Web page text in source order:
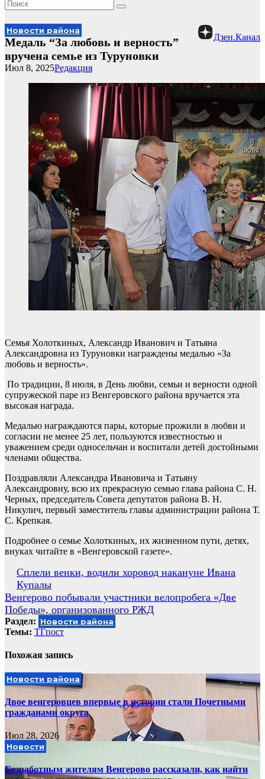
Новости района
Дзен.Канал
Медаль “За любовь и верность”
вручена семье из Туруновки
Редакция
Июл 8, 2025
Семья Холоткиных, Александр Иванович и Татьяна
Александровна из Туруновки награждены медалью «За
любовь и верность».
По традиции, 8 июля, в День любви, семьи и верности одной
супружеской паре из Венгеровского района вручается эта
высокая награда.
Медалью награждаются пары, которые прожили в любви и
согласии не менее 25 лет, пользуются известностью и
уважением среди односельчан и воспитали детей достойными
членами общества.
Поздравляли Александра Ивановича и Татьяну
Александровну, всю их прекрасную семью глава района С. Н.
Черных, председатель Совета депутатов района В. Н.
Никулич, первый заместитель главы администрации района Т.
С. Крепкая.
Подробнее о семье Холоткиных, их жизненном пути, детях,
внуках читайте в «Венгеровской газете».
Навигация
по
записям
Сплели венки, водили хоровод накануне Ивана
Купалы
Венгерово побывали участники велопробега «Две
Победы», организованного РЖД
Раздел: Новости района
Темы: ТГпост
Похожая запись
Новости района
Двое венгеровцев впервые в истории стали Почетными
гражданами округа
Июл 28, 2026
Новости
Безработным жителям Венгерово рассказали, как найти